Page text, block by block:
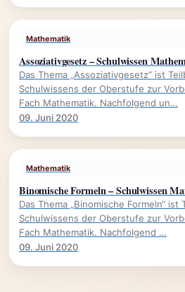
Mathematik
Assoziativgesetz – Schulwissen
Das Thema „Assoziativgesetz“ ist
Schulwissens der Oberstufe zur
Fach Mathematik. Nachfolgend un…
09. Juni 2020
Mathematik
Binomische Formeln – Schulwissen
Das Thema „Binomische Formeln“ ist
Schulwissens der Oberstufe zur
Fach Mathematik. Nachfolgend …
09. Juni 2020